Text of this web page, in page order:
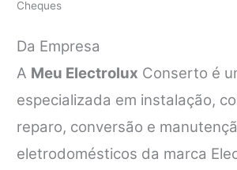
Cheques
Da Empresa
A Meu Electrolux Conserto é
especializada em instalação,
reparo, conversão e
eletrodomésticos da marca